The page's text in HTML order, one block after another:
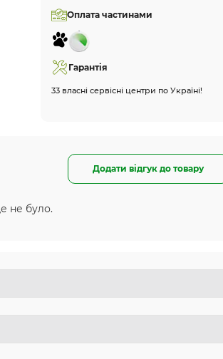
Оплата частинами
Гарантія
33 власні сервісні центри по Україні!
Додати відгук до товару
не було.